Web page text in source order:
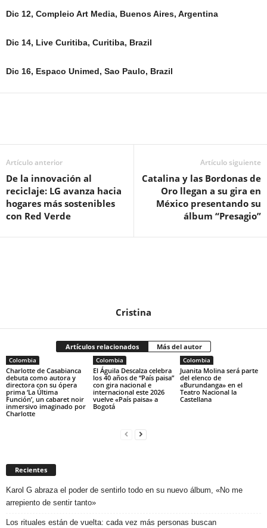
Dic 12, Compleio Art Media, Buenos Aires, Argentina
Dic 14, Live Curitiba, Curitiba, Brazil
Dic 16, Espaco Unimed, Sao Paulo, Brazil
Artículo anterior
De la innovación al
reciclaje: LG avanza hacia
hogares más sostenibles
con Red Verde
Artículo siguiente
Catalina y las Bordonas de
Oro llegan a su gira en
México presentando su
álbum “Presagio”
Cristina
Artículos relacionados Más del autor
Colombia
Charlotte de Casabianca
debuta como autora y
directora con su ópera
prima ‘La Última
Función’, un cabaret noir
inmersivo imaginado por
Charlotte
Colombia
El Águila Descalza celebra
los 40 años de “País paisa”
con gira nacional e
internacional este 2026
vuelve «País paisa» a
Bogotá
Colombia
Juanita Molina será parte
del elenco de
«Burundanga» en el
Teatro Nacional la
Castellana
Recientes
Karol G abraza el poder de sentirlo todo en su nuevo álbum, «No me
arrepiento de sentir tanto»
Los rituales están de vuelta: cada vez más personas buscan